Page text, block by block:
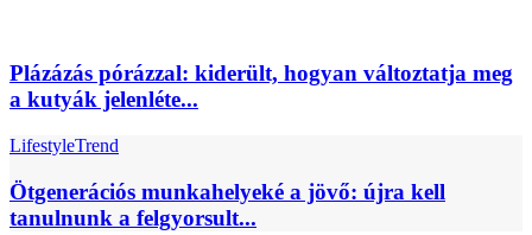
Plázázás pórázzal: kiderült, hogyan változtatja meg
a kutyák jelenléte...
LifestyleTrend
Ötgenerációs munkahelyeké a jövő: újra kell
tanulnunk a felgyorsult...